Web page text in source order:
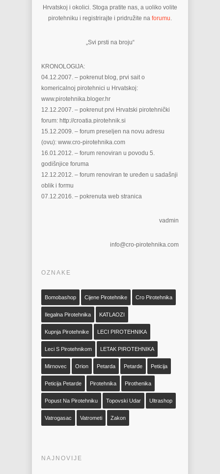
Hrvatskoj i okolici. Stoga pratite nas, a uoliko volite
pirotehniku i registrirajte i pridružite na forumu.
„Svi prsti na broju“
KRONOLOGIJA:
04.12.2007. – pokrenut blog, prvi sait o
komericalnoj pirotehnici u Hrvatskoj:
www.pirotehnika.bloger.hr
12.12.2007. – pokrenut prvi Hrvatski pirotehnički
forum: http://croatia.pirotehnik.si
15.12.2009. – forum preseljen na novu adresu
(ovu): www.cro-pirotehnika.com
16.01.2012. – forum renoviran u povodu 5.
godišnjice foruma
12.12.2012. – forum renoviran te uređen u sadašnji
oblik i formu
07.12.2016. – pokrenuta web stranica
vadmin
info@cro-pirotehnika.com
OZNAKE
Bomobashop Cijene Pirotehnike Cro Pirotehnika
Ilegalna Pirotehnika KATLAOZI
Kupnja Pirotehnike LECI PIROTEHNIKA
Leci S Pirotehnikom LETAK PIROTEHNIKA
Mirnovec Orion Petarda Petarde Peticija
Peticija Petarde Pirotehnika Pirothenika
Popust Na Pirotehniku Topovski Udar Ultrashop
Vatrogasac Vatrometi Zakon
NAJNOVIJE